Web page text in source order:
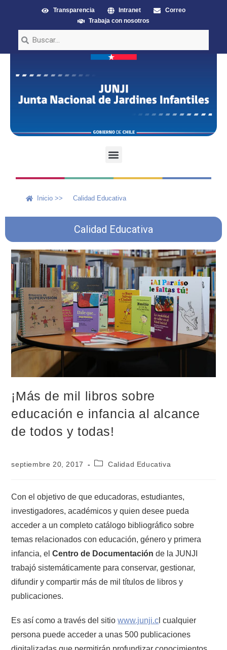
Transparencia Intranet
Correo
Trabaja con nosotros
Inicio >> Calidad Educativa
Calidad Educativa
¡Más de mil libros sobre
educación e infancia al alcance
de todos y todas!
septiembre 20, 2017 Calidad Educativa
Con el objetivo de que educadoras, estudiantes,
investigadores, académicos y quien desee pueda
acceder a un completo catálogo bibliográfico sobre
temas relacionados con educación, género y primera
infancia, elCentro de Documentación de la JUNJI
trabajó sistemáticamente para conservar, gestionar,
difundir y compartir más de mil títulos de libros y
publicaciones.
Es así como a través del sitiowww.junji.c l cualquier
persona puede acceder a unas 500 publicaciones